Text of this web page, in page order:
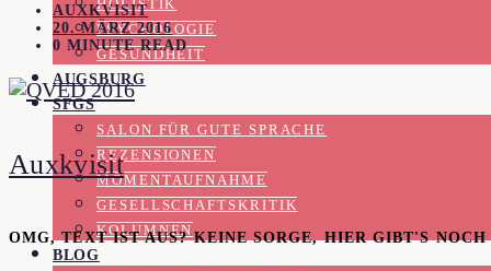
HOLISTIK
PSYCHOLOGIE
GESUNDHEIT
AUGSBURG
SFGS
SALON FÜR GUTE SPRACHE
REZENSIONEN
MOMENTAUFNAHME
GESELLSCHAFTSKRITIK
KOLUMNEN
BLOG
AUXKVISIT
20. MÄRZ 2016
0 MINUTE READ
Auxkvisit
OMG, TEXT IST AUS? KEINE SORGE, HIER GIBT'S